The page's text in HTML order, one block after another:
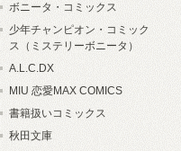
ボニータ・コミックス
少年チャンピオン・コミック
ス（ミステリーボニータ）
A.L.C.DX
MIU 恋愛MAX COMICS
書籍扱いコミックス
秋田文庫